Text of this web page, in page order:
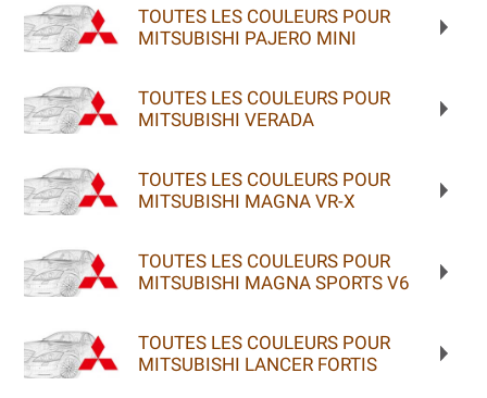
TOUTES LES COULEURS POUR
MITSUBISHI PAJERO MINI
TOUTES LES COULEURS POUR
MITSUBISHI VERADA
TOUTES LES COULEURS POUR
MITSUBISHI MAGNA VR-X
TOUTES LES COULEURS POUR
MITSUBISHI MAGNA SPORTS V6
TOUTES LES COULEURS POUR
MITSUBISHI LANCER FORTIS